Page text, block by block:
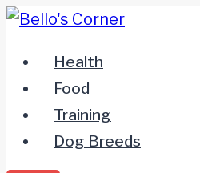
Zum
springenHealth
Food
Training
Dog Breeds